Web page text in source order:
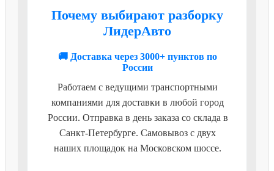
Почему выбирают разборку
ЛидерАвто
🚚 Доставка через 3000+ пунктов по
России
Работаем с ведущими транспортными
компаниями для доставки в любой город
России. Отправка в день заказа со склада в
Санкт-Петербурге. Самовывоз с двух
наших площадок на Московском шоссе.